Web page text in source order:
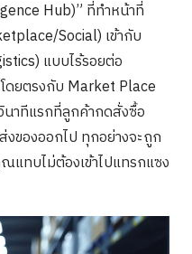
Hub)” ที่ทำหน้าที่
Social) เข้ากับ
แบบไร้รอยต่อ
ดยตรงกับ Market Place
นาทีแรกที่ลูกค้ากดสั่งซื้อ
ของออกไป ทุกอย่างจะถูก
แทบไม่ต้องเข้าไปแทรกแซง